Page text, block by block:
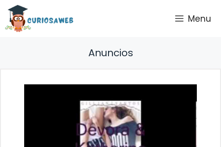
Saltar
contenido
Menu
Anuncios